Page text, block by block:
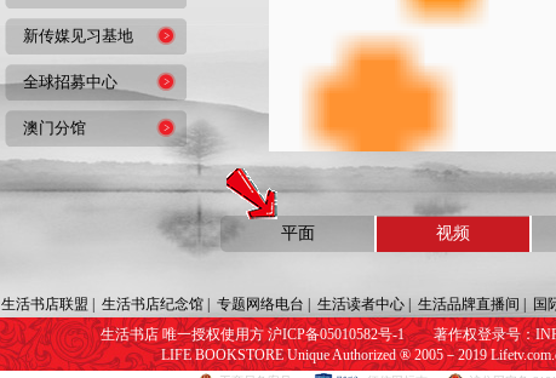
新传媒见习基地
全球招募中心
澳门分馆
平面 视频
生活书店联盟 生活书店纪念馆| 专题网络电台 生活读者中心| 生活品牌直播间 国
生活书店 唯一授权使用方 沪ICP备05010582号-1 著作权登录号：
LIFE BOOKSTORE Unique Authorized ® 2005－2019